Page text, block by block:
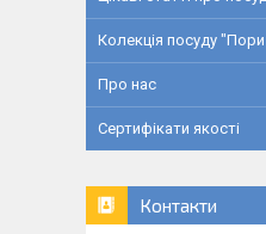
Колекція посуду
Про нас
Сертифікати якості
Контакти